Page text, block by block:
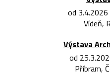
od
Vídeň,
Výstava
od
Příbram,